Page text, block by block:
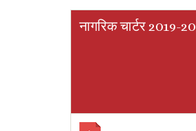
नागरिक चार्टर 2019-20